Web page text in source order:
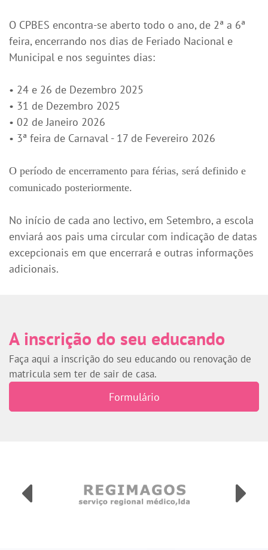
O CPBES encontra-se aberto todo o ano, de 2ª a 6ª
feira, encerrando nos dias de Feriado Nacional e
Municipal e nos seguintes dias:
• 24 e 26 de Dezembro 2025
• 31 de Dezembro 2025
• 02 de Janeiro 2026
• 3ª feira de Carnaval - 17 de Fevereiro 2026
O período de encerramento para férias, será definido e
comunicado posteriormente.
No início de cada ano lectivo, em Setembro, a escola
enviará aos pais uma circular com indicação de datas
excepcionais em que encerrará e outras informações
adicionais.
A inscrição do seu educando
Faça aqui a inscrição do seu educando ou renovação de
matricula sem ter de sair de casa.
Formulário